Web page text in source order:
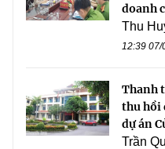
doanh
Thu
12:39 07/
Thanh
thu hồi
dự án
Trần